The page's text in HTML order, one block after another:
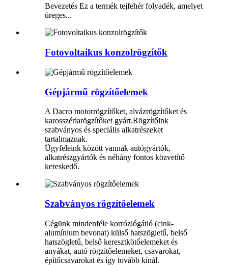
Bevezetés Ez a termék tejfehér folyadék, amelyet
üreges...
Fotovoltaikus konzolrögzítők
Gépjármű rögzítőelemek
A Dacro motorrögzítőket, alvázrögzítőket és
karosszériarögzítőket gyárt.Rögzítőink
szabványos és speciális alkatrészeket
tartalmaznak.
Ügyfeleink között vannak autógyártók,
alkatrészgyártók és néhány fontos közvetítő
kereskedő.
Szabványos rögzítőelemek
Cégünk mindenféle korróziógátló (cink-
alumínium bevonat) külső hatszögletű, belső
hatszögletű, belső keresztkötőelemeket és
anyákat, autó rögzítőelemeket, csavarokat,
építőcsavarokat és így tovább kínál.